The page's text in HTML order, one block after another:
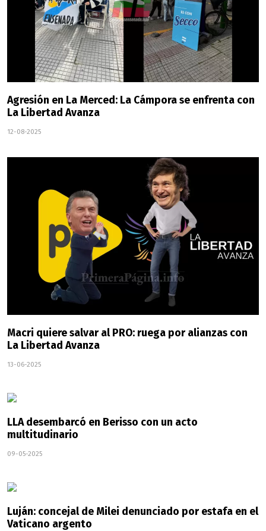
Agresión en La Merced: La Cámpora se enfrenta con
La Libertad Avanza
12-08-2025
Macri quiere salvar al PRO: ruega por alianzas con
La Libertad Avanza
13-06-2025
LLA desembarcó en Berisso con un acto
multitudinario
09-05-2025
Luján: concejal de Milei denunciado por estafa en el
Vaticano argento